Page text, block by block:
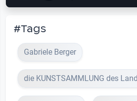
#Tags
Gabriele Berger
die KUNSTSAMMLUNG des